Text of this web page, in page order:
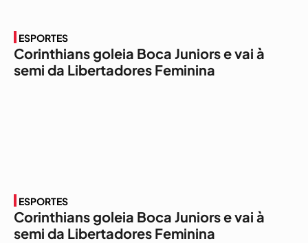
ESPORTES
Corinthians goleia Boca Juniors e vai à
semi da Libertadores Feminina
ESPORTES
Corinthians goleia Boca Juniors e vai à
semi da Libertadores Feminina